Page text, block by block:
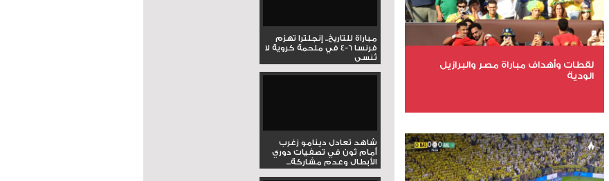
لقطات وأهداف مباراة مصر والبرازيل
الودية
عدد المشاهدات 15472
مباراة للتاريخ.. إنجلترا تهزم
فرنسا 6-4 في ملحمة كروية لا
تُنسى
شاهد تعادل دينامو زغرب
أمام ثون في تصفيات دوري
الأبطال وعدم مشاركة...